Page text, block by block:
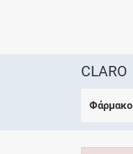
CLARO
Φάρμακο